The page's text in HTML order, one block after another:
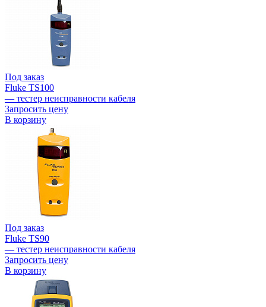
Под заказ
Fluke TS100
— тестер неисправности кабеля
Запросить цену
В корзину
Под заказ
Fluke TS90
— тестер неисправности кабеля
Запросить цену
В корзину